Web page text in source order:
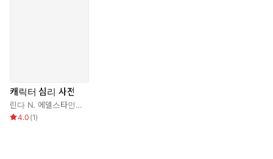
캐릭터 심리 사전
린다 N. 에델스타인
,지여울
4.0 (1)